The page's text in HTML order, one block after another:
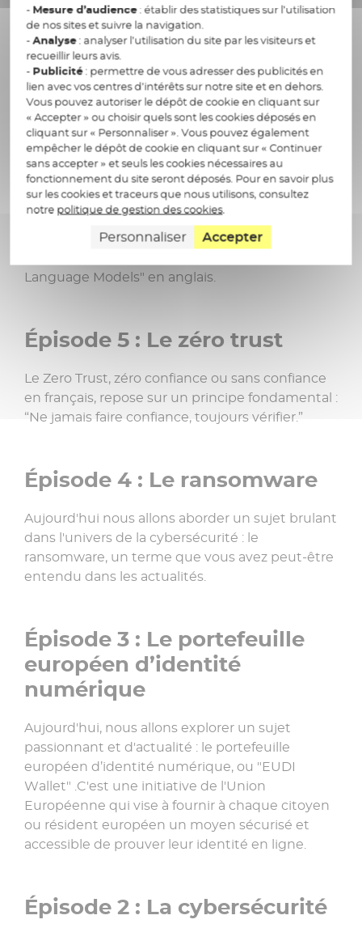
Aujourd’hui, nous allons explorer un concept
essentiel dans le domaine de l’IA : le “prompt
design”. Qu’est-ce que c’est et pourquoi est-ce
si important ? C’est ce que nous allons découvrir
ensemble.
Épisode 6 : Les modèles de
langage (LLM)
Aujourd'hui, nous allons plonger dans le monde
fascinant des modèles de langage, également
Language Models" en anglais.
Épisode 5 : Le zéro trust
Le Zero Trust, zéro confiance ou sans confiance
en français, repose sur un principe fondamental :
“Ne jamais faire confiance, toujours vérifier.”
Épisode 4 : Le ransomware
Aujourd'hui nous allons aborder un sujet brulant
dans l'univers de la cybersécurité : le
ransomware, un terme que vous avez peut-être
entendu dans les actualités.
Épisode 3 : Le portefeuille
européen d’identité
numérique
Aujourd'hui, nous allons explorer un sujet
passionnant et d'actualité : le portefeuille
européen d’identité numérique, ou "EUDI
Wallet" .C'est une initiative de l'Union
Européenne qui vise à fournir à chaque citoyen
ou résident européen un moyen sécurisé et
accessible de prouver leur identité en ligne.
Épisode 2 : La cybersécurité
- Mesure d’audience: établir des statistiques sur l’utilisation
de nos sites et suivre la navigation.
-Analyse: analyser l’utilisation du site par les visiteurs et
recueillir leurs avis.
- Publicité: permettre de vous adresser des publicités en
lien avec vos centres d’intérêts sur notre site et en dehors.
Vous pouvez autoriser le dépôt de cookie en cliquant sur
« Accepter » ou choisir quels sont les cookies déposés en
cliquant sur « Personnaliser ». Vous pouvez également
empêcher le dépôt de cookie en cliquant sur « Continuer
sans accepter » et seuls les cookies nécessaires au
fonctionnement du site seront déposés. Pour en savoir plus
sur les cookies et traceurs que nous utilisons, consultez
notre politique de gestion des cookies.
Personnaliser Accepter